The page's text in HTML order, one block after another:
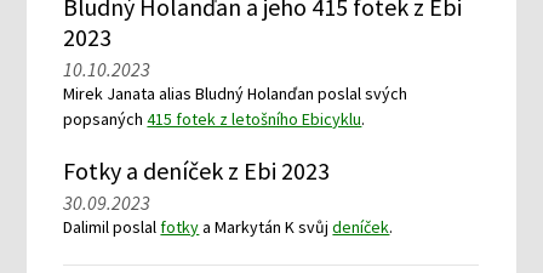
Bludný Holanďan a jeho 415 fotek z Ebi
2023
10.10.2023
Mirek Janata alias Bludný Holanďan poslal svých
popsaných415 fotek z letošního Ebicyklu.
Fotky a deníček z Ebi 2023
30.09.2023
Dalimil poslalfotkya Markytán K svůjdeníček.